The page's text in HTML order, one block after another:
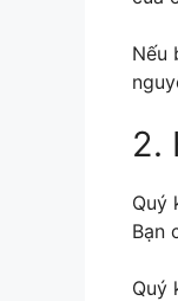
Nếu
2.
Quý
Bạn
Quý